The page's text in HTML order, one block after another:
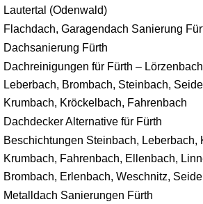
Lautertal (Odenwald)
Flachdach, Garagendach Sanierung
Dachsanierung Fürth
Dachreinigungen für Fürth –
Leberbach, Brombach, Steinbach,
Krumbach, Kröckelbach, Fahrenbach
Dachdecker Alternative für Fürth
Beschichtungen Steinbach, Leberbach,
Krumbach, Fahrenbach, Ellenbach,
Brombach, Erlenbach, Weschnitz,
Metalldach Sanierungen Fürth